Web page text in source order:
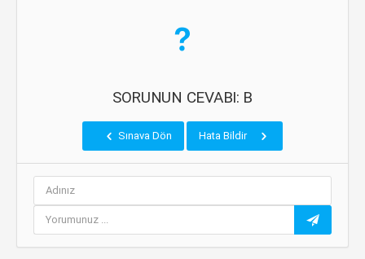
SORUNUN CEVABI: B
Sınava Dön Hata Bildir